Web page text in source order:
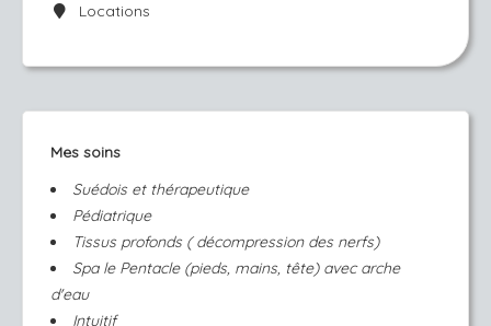
Locations
Mes soins
Suédois et thérapeutique
Pédiatrique
Tissus profonds ( décompression des nerfs)
Spa le Pentacle (pieds, mains, tête) avec arche
d'eau
Intuitif